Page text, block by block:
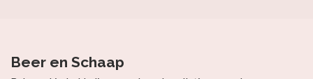
Beer en Schaap